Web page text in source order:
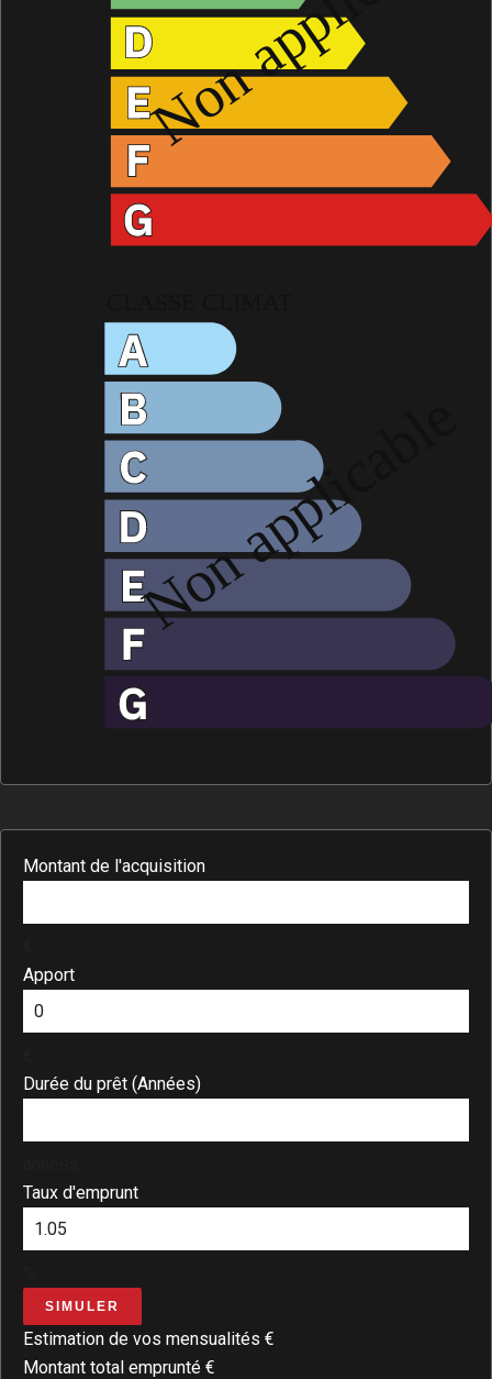
Montant de l'acquisition
Apport
Durée du prêt (Années)
Taux d'emprunt
SIMULER
Estimation de vos mensualités €
Montant total emprunté €